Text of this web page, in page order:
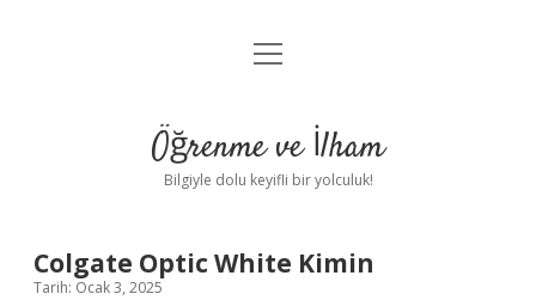
Anasayfa
Yasal Uyarı
menüyü
Öğrenme ve İlham
Bilgiyle dolu keyifli bir yolculuk!
Colgate Optic White Kimin
Tarih: Ocak 3, 2025